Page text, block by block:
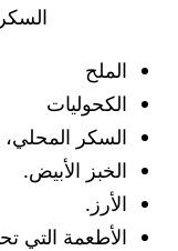
الملح
الكحوليات
السكر
الخبز الأبيض.
الأرز.
الأطعمة التي